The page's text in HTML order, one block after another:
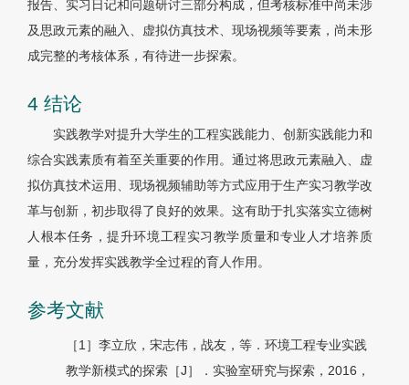
报告、实习日记和问题研讨三部分构成，但考核标准中尚未涉
及思政元素的融入、虚拟仿真技术、现场视频等要素，尚未形
成完整的考核体系，有待进一步探索。
4 结论
实践教学对提升大学生的工程实践能力、创新实践能力和
综合实践素质有着至关重要的作用。通过将思政元素融入、虚
拟仿真技术运用、现场视频辅助等方式应用于生产实习教学改
革与创新，初步取得了良好的效果。这有助于扎实落实立德树
人根本任务，提升环境工程实习教学质量和专业人才培养质
量，充分发挥实践教学全过程的育人作用。
参考文献
［1］李立欣，宋志伟，战友，等．环境工程专业实践
教学新模式的探索［J］．实验室研究与探索，2016，